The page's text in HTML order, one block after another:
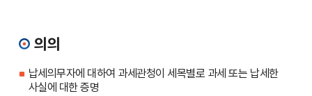
의의
납세의무자에 대하여 과세관청이 세목별로 과세 또는 납세한
사실에 대한 증명